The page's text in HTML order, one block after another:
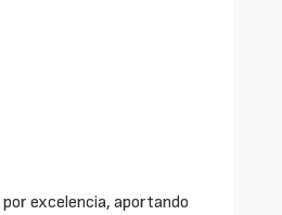
excelencia, aportando